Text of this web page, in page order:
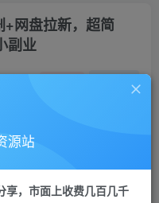
+网盘拉新，超简
副业
私信
源站
享，市面上收费几百几千